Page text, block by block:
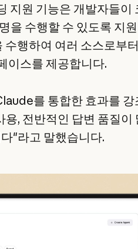
지원 기능은 개발자들이
을 수행할 수 있도록 지
행하여 여러 소스로부
이스를 제공합니다.
를 통합한 효과를 강
, 전반적인 답변 품질이
"라고 말했습니다.